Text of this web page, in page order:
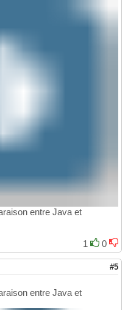
entre Java et
1
0
#5
entre Java et